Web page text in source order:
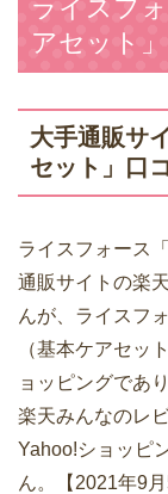
ライスフ
アセット
大手通販サ
セット」口
ライスフォース
通販サイトの楽
んが、ライスフ
（基本ケアセッ
ョッピングであ
楽天みんなのレ
Yahoo!ショッピ
ん。【2021年9月